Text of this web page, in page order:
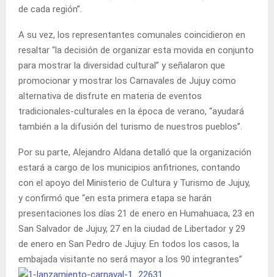
de cada región”.
A su vez, los representantes comunales coincidieron en
resaltar “la decisión de organizar esta movida en conjunto
para mostrar la diversidad cultural” y señalaron que
promocionar y mostrar los Carnavales de Jujuy como
alternativa de disfrute en materia de eventos
tradicionales-culturales en la época de verano, “ayudará
también a la difusión del turismo de nuestros pueblos”.
Por su parte, Alejandro Aldana detalló que la organización
estará a cargo de los municipios anfitriones, contando
con el apoyo del Ministerio de Cultura y Turismo de Jujuy,
y confirmó que “en esta primera etapa se harán
presentaciones los días 21 de enero en Humahuaca, 23 en
San Salvador de Jujuy, 27 en la ciudad de Libertador y 29
de enero en San Pedro de Jujuy. En todos los casos, la
embajada visitante no será mayor a los 90 integrantes”